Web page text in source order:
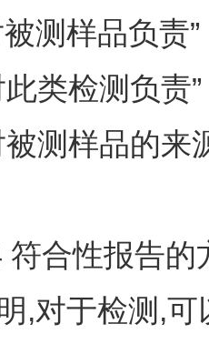
测样品负责”
类检测负责”
测样品的来
符合性报告
,对于检测,